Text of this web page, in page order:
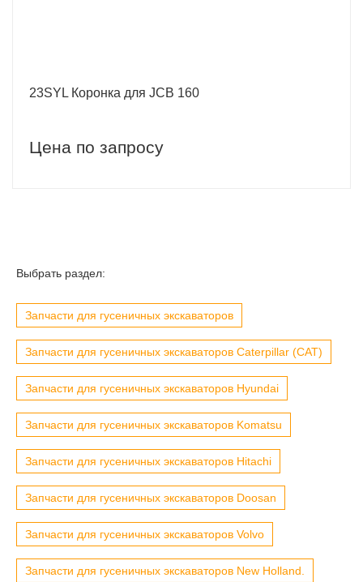
23SYL Коронка для JCB 160
Цена по запросу
Выбрать раздел:
Запчасти для гусеничных экскаваторов
Запчасти для гусеничных экскаваторов Caterpillar (CAT)
Запчасти для гусеничных экскаваторов Hyundai
Запчасти для гусеничных экскаваторов Komatsu
Запчасти для гусеничных экскаваторов Hitachi
Запчасти для гусеничных экскаваторов Doosan
Запчасти для гусеничных экскаваторов Volvo
Запчасти для гусеничных экскаваторов New Holland.